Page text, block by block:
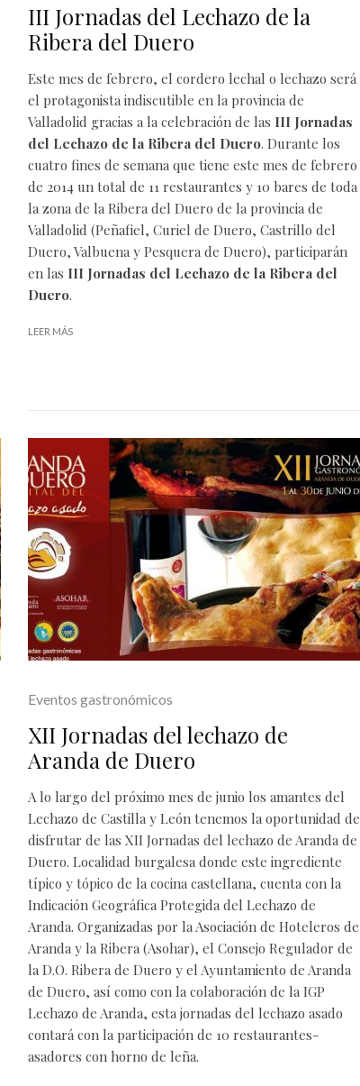
III Jornadas del Lechazo de la
Ribera del Duero
Este mes de febrero, el cordero lechal o lechazo será
el protagonista indiscutible en la provincia de
Valladolid gracias a la celebración de las III Jornadas
del Lechazo de la Ribera del Duero. Durante los
cuatro fines de semana que tiene este mes de febrero
de 2014 un total de 11 restaurantes y 10 bares de toda
la zona de la Ribera del Duero de la provincia de
Valladolid (Peñafiel, Curiel de Duero, Castrillo del
Duero, Valbuena y Pesquera de Duero), participarán
en las III Jornadas del Lechazo de la Ribera del
Duero.
LEER MÁS
Eventos gastronómicos
XII Jornadas del lechazo de
Aranda de Duero
A lo largo del próximo mes de junio los amantes del
Lechazo de Castilla y León tenemos la oportunidad de
disfrutar de las XII Jornadas del lechazo de Aranda de
Duero. Localidad burgalesa donde este ingrediente
típico y tópico de la cocina castellana, cuenta con la
Indicación Geográfica Protegida del Lechazo de
Aranda. Organizadas por la Asociación de Hoteleros de
Aranda y la Ribera (Asohar), el Consejo Regulador de
la D.O. Ribera de Duero y el Ayuntamiento de Aranda
de Duero, así como con la colaboración de la IGP
Lechazo de Aranda, esta jornadas del lechazo asado
contará con la participación de 10 restaurantes-
asadores con horno de leña.